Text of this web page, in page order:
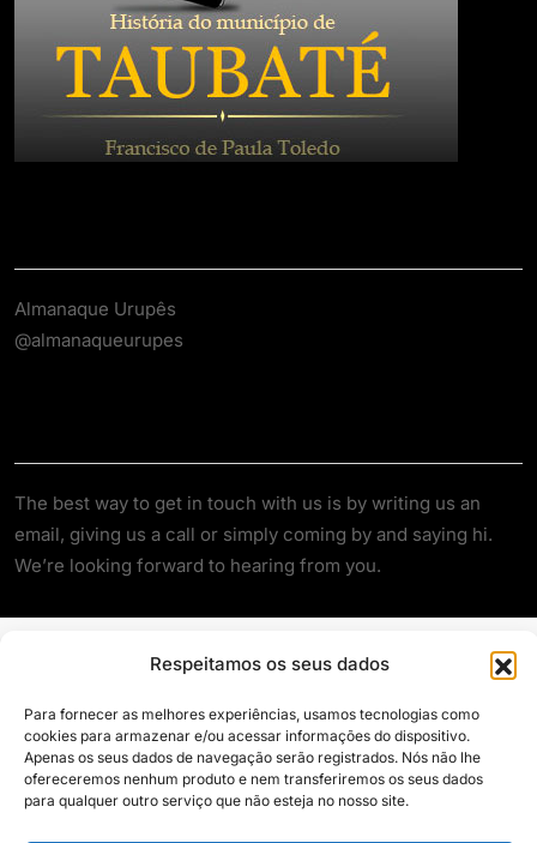
Respeitamos os seus dados
Para fornecer as melhores experiências, usamos tecnologias como
cookies para armazenar e/ou acessar informações do dispositivo.
Apenas os seus dados de navegação serão registrados. Nós não lhe
ofereceremos nenhum produto e nem transferiremos os seus dados
para qualquer outro serviço que não esteja no nosso site.
Almanaque Urupês
@almanaqueurupes
The best way to get in touch with us is by writing us an
email, giving us a call or simply coming by and saying hi.
We’re looking forward to hearing from you.
Siga e compartilhe